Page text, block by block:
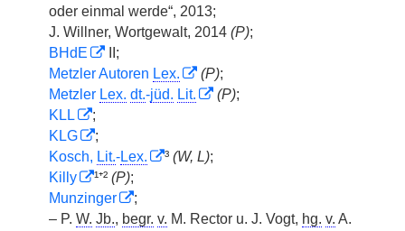
oder einmal werde“, 2013;
J. Willner, Wortgewalt, 2014 (P);
BHdE
II;
Metzler Autoren Lex. (P);
Metzler Lex. dt.-jüd. Lit. (P);
KLL
;
KLG
;
Kosch, Lit.-Lex. ³ (W, L);
Killy
¹⁺² (P);
Munzinger
;
– P. W. Jb., begr. v. M. Rector u. J. Vogt, hg. v. A.